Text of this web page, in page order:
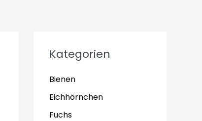
Kategorien
Bienen
Eichhörnchen
Fuchs